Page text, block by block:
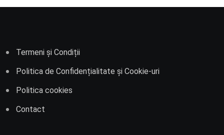
Termeni și Condiții
Politica de Confidențialitate și Cookie-uri
Politica cookies
Contact